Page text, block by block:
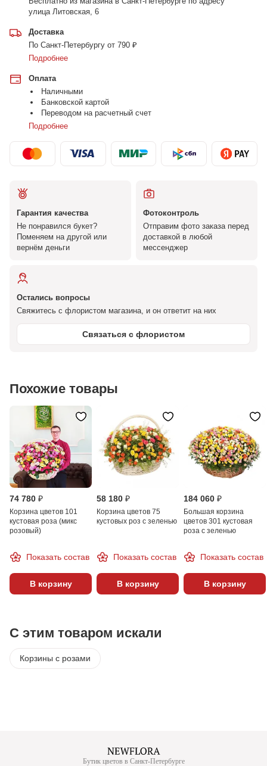
улица Литовская, 6
Доставка
По Санкт-Петербургу от 790 ₽
Подробнее
Оплата
Наличными
Банковской картой
Переводом на расчетный счет
Подробнее
Гарантия качества
Не понравился букет?
Поменяем на другой или
вернём деньги
Фотоконтроль
Отправим фото заказа перед
доставкой в любой
мессенджер
Остались вопросы
Свяжитесь с флористом магазина, и он ответит на них
Связаться с флористом
Похожие товары
74 780 ₽
Корзина цветов 101
кустовая роза (микс
розовый)
Показать состав
В корзину
58 180 ₽
Корзина цветов 75
кустовых роз с зеленью
Показать состав
В корзину
184 060 ₽
Большая корзина
цветов 301 кустовая
роза с зеленью
Показать состав
В корзину
С этим товаром искали
Корзины с розами
Бутик цветов в Санкт-Петербурге